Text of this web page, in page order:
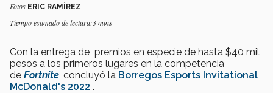
Fotos ERIC RAMÍREZ
Tiempo estimado de lectura:3 mins
Con la entrega de premios en especie de hasta $40 mil
pesos a los primeros lugares en la competencia
de Fortnite , concluyó la Borregos Esports Invitational
McDonald's 2022 .